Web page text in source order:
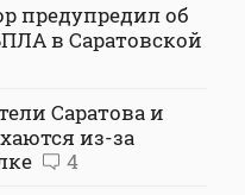
предупредил об
в Саратовской
Саратова и
из-за
4